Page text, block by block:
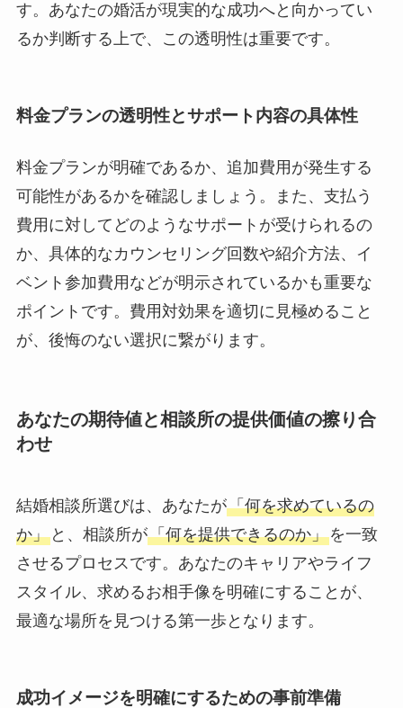
す。あなたの婚活が現実的な成功へと向かってい
るか判断する上で、この透明性は重要です。
料金プランの透明性とサポート内容の具体性
料金プランが明確であるか、追加費用が発生する
可能性があるかを確認しましょう。また、支払う
費用に対してどのようなサポートが受けられるの
か、具体的なカウンセリング回数や紹介方法、イ
ベント参加費用などが明示されているかも重要な
ポイントです。費用対効果を適切に見極めること
が、後悔のない選択に繋がります。
あなたの期待値と相談所の提供価値の擦り合
わせ
結婚相談所選びは、あなたが「何を求めているの
か」と、相談所が「何を提供できるのか」を一致
させるプロセスです。あなたのキャリアやライフ
スタイル、求めるお相手像を明確にすることが、
最適な場所を見つける第一歩となります。
成功イメージを明確にするための事前準備